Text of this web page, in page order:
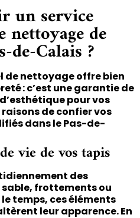
un service
nettoyage de
de-Calais ?
de nettoyage offre bien
: c’est une garantie de
pour vos
de confier vos
dans le Pas-de-
vie de vos tapis
des
sable, frottements ou
temps, ces éléments
leur apparence. En